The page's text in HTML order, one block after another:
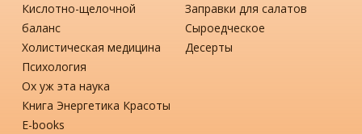
Кислотно-щелочной
баланс
Холистическая медицина
Психология
Ох уж эта наука
Книга Энергетика Красоты
Е-books
Заправки для салатов
Сыроедческое
Десерты